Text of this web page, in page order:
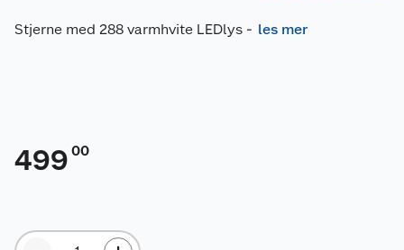
Stjerne med 288 varmhvite LEDlys - les mer
499 00